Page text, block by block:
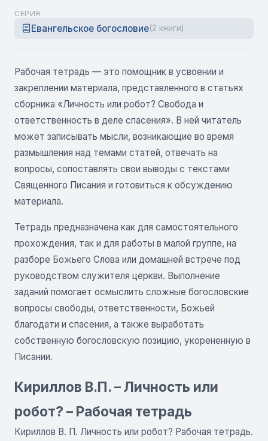
СЕРИЯ
Евангельское богословие(2 книги)
Рабочая тетрадь — это помощник в усвоении и
закреплении материала, представленного в статьях
сборника «Личность или робот? Свобода и
ответственность в деле спасения». В ней читатель
может записывать мысли, возникающие во время
размышления над темами статей, отвечать на
вопросы, сопоставлять свои выводы с текстами
Священного Писания и готовиться к обсуждению
материала.
Тетрадь предназначена как для самостоятельного
прохождения, так и для работы в малой группе, на
разборе Божьего Слова или домашней встрече под
руководством служителя церкви. Выполнение
заданий помогает осмыслить сложные богословские
вопросы свободы, ответственности, Божьей
благодати и спасения, а также выработать
собственную богословскую позицию, укорененную в
Писании.
Кириллов В.П. – Личность или
робот? – Рабочая тетрадь
Кириллов В. П. Личность или робот? Рабочая тетрадь.